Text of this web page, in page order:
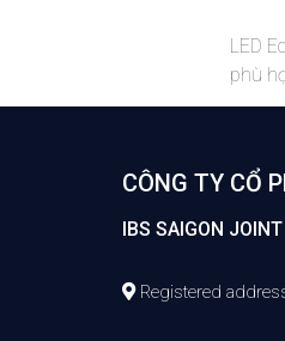
LED
phù
CÔNG TY CỔ
IBS SAIGON
Registered